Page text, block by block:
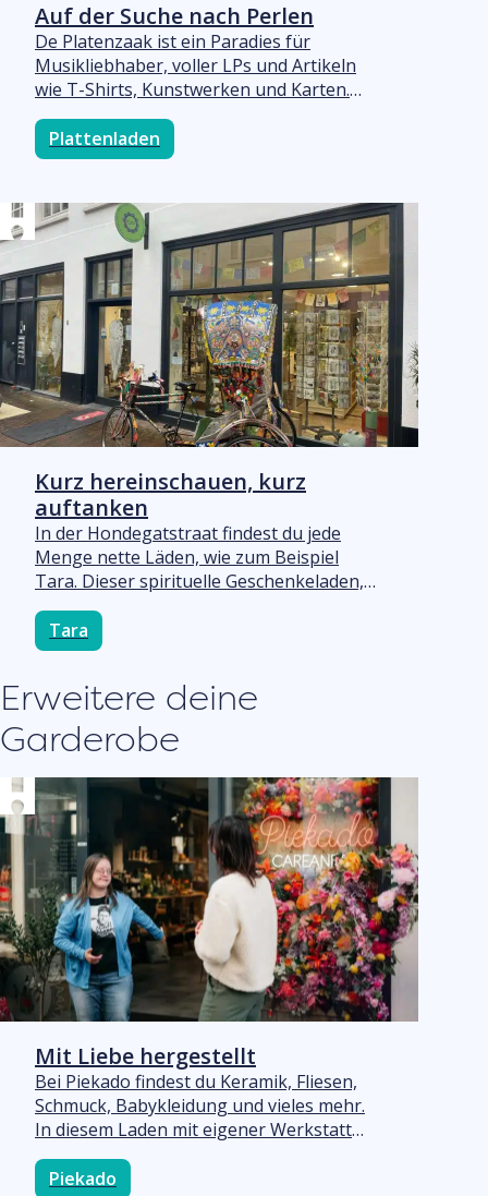
Auf der Suche nach Perlen
De Platenzaak ist ein Paradies für
Musikliebhaber, voller LPs und Artikeln
wie T-Shirts, Kunstwerken und Karten.
Marcel betreibt den Laden gemeinsam mit
seiner Frau Yolanda. „Wir haben ein
breites, aber auch tiefes Sortiment. Bei
eigene Musiksammlung suchen.“ Ein
besonderes Highlight: Samstags gibt es
regelmäßig Live-Musik im Laden, von
leichtem Jazz bis hin zu Heavy Metal
Plattenladen
Kurz hereinschauen, kurz
auftanken
In der Hondegatstraat findest du jede
Menge nette Läden, wie zum Beispiel
Tara. Dieser spirituelle Geschenkeladen,
der ursprünglich in Amersfoort gegründet
wurde, ist schon seit geraumer Zeit in
Harderwijk ansässig. „Bei uns kannst du
Monique, Mitarbeiterin der ersten Stunde.
„Ob du einfach nur eine Stunde lang in
Ruhe stöbern möchtest oder auf der
Suche nach etwas Schönem für dich selbst
oder einen anderen bist? Bei uns kommst
du ganz zur Ruhe.“
Tara
Erweitere deine
Garderobe
Mit Liebe hergestellt
Bei Piekado findest du Keramik, Fliesen,
Schmuck, Babykleidung und vieles mehr.
In diesem Laden mit eigener Werkstatt
stellen Mitarbeiter, die auf dem
Arbeitsmarkt benachteiligt sind, viele
Piekado